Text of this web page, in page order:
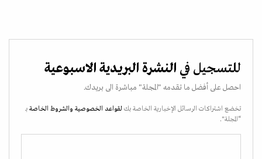
للتسجيل في النشرة البريدية الاسبوعية
احصل على أفضل ما تقدمه "المجلة" مباشرة الى بريدك.
تخضع اشتراكات الرسائل الإخبارية الخاصة بك لقواعد الخصوصية والشروط الخاصة بـ
“المجلة".